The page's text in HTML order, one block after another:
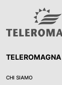
TELEROMAGNA
CHI SIAMO